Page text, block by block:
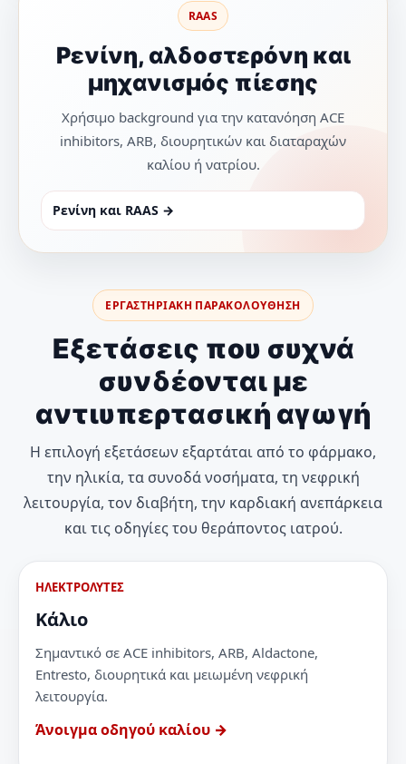
RAAS
Ρενίνη, αλδοστερόνη και
μηχανισμός πίεσης
Χρήσιμο background για την κατανόηση ACE
inhibitors, ARB, διουρητικών και διαταραχών
καλίου ή νατρίου.
Ρενίνη και RAAS →
ΕΡΓΑΣΤΗΡΙΑΚΗ ΠΑΡΑΚΟΛΟΥΘΗΣΗ
Εξετάσεις που συχνά
συνδέονται με
αντιυπερτασική αγωγή
Η επιλογή εξετάσεων εξαρτάται από το φάρμακο,
την ηλικία, τα συνοδά νοσήματα, τη νεφρική
λειτουργία, τον διαβήτη, την καρδιακή ανεπάρκεια
και τις οδηγίες του θεράποντος ιατρού.
ΗΛΕΚΤΡΟΛΥΤΕΣ
Κάλιο
Σημαντικό σε ACE inhibitors, ARB, Aldactone,
Entresto, διουρητικά και μειωμένη νεφρική
λειτουργία.
Άνοιγμα οδηγού καλίου →